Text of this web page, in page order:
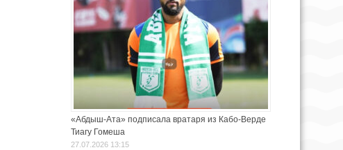
«Абдыш-Ата» подписала вратаря из Кабо-Верде
Тиагу Гомеша
27.07.2026 13:15